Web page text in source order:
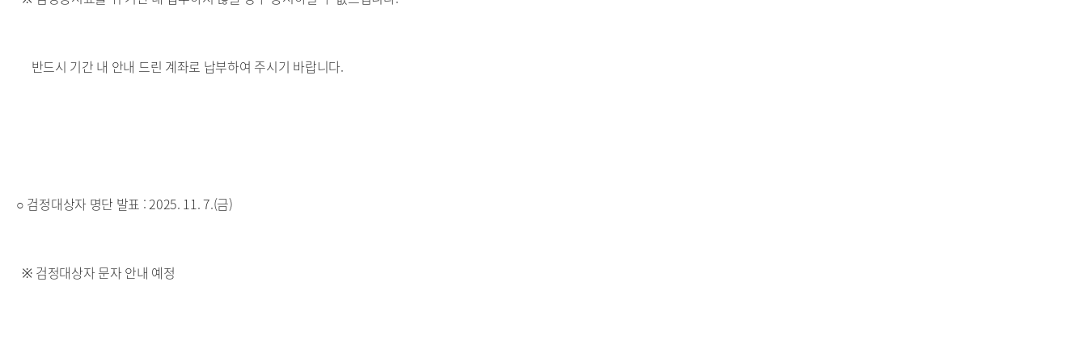
반드시 기간 내 안내 드린 계좌로 납부하여 주시기 바랍니다.
○ 검정대상자 명단 발표 : 2025. 11. 7.(금)
※ 검정대상자 문자 안내 예정